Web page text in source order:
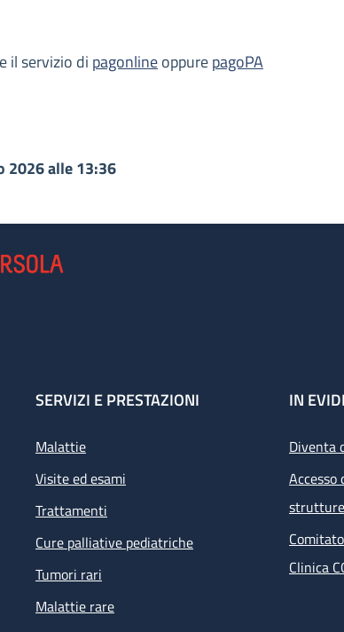
il servizio di pagonlineoppurepagoPA
2026 alle 13:36
SERVIZI E PRESTAZIONI
Malattie
Visite ed esami
Trattamenti
Cure palliative pediatriche
Tumori rari
Malattie rare
IN
Diventa
Clinica